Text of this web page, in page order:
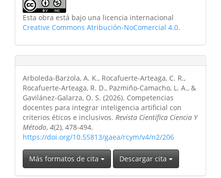
Esta obra está bajo una licencia internacional
Creative Commons Atribución-NoComercial 4.0.
Arboleda-Barzola, A. K., Rocafuerte-Arteaga, C. R.,
Rocafuerte-Arteaga, R. D., Pazmiño-Camacho, L. A., &
Gavilánez-Galarza, O. S. (2026). Competencias
docentes para integrar inteligencia artificial con
criterios éticos e inclusivos. Revista Científica Ciencia Y
Método, 4(2), 478-494.
https://doi.org/10.55813/gaea/rcym/v4/n2/206
Más formatos de cita Descargar cita